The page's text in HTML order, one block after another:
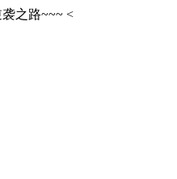
之路~~~ <